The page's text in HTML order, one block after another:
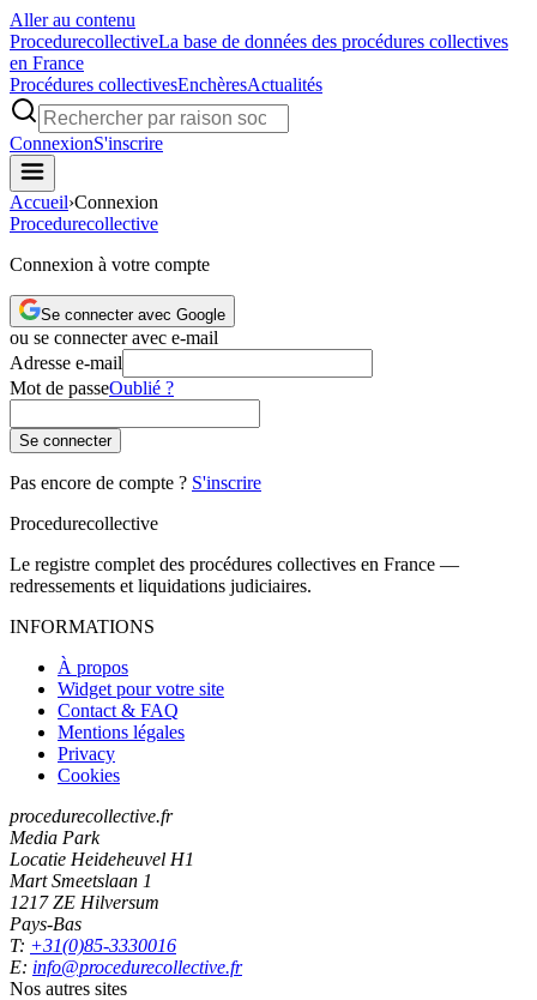
Aller au contenu
ProcedurecollectiveLa base de données des procédures collectives
en France
Procédures collectivesEnchèresActualités
ConnexionS'inscrire
Accueil›Connexion
Procedurecollective
Connexion à votre compte
Se connecter avec Google
ou se connecter avec e-mail
Adresse e-mail
Mot de passeOublié ?
Se connecter
Pas encore de compte ? S'inscrire
Procedurecollective
Le registre complet des procédures collectives en France —
redressements et liquidations judiciaires.
INFORMATIONS
À propos
Widget pour votre site
Contact & FAQ
Mentions légales
Privacy
Cookies
procedurecollective.fr
Media Park
Locatie Heideheuvel H1
Mart Smeetslaan 1
1217 ZE Hilversum
Pays-Bas
T: +31(0)85-3330016
E: info@procedurecollective.fr
Nos autres sites